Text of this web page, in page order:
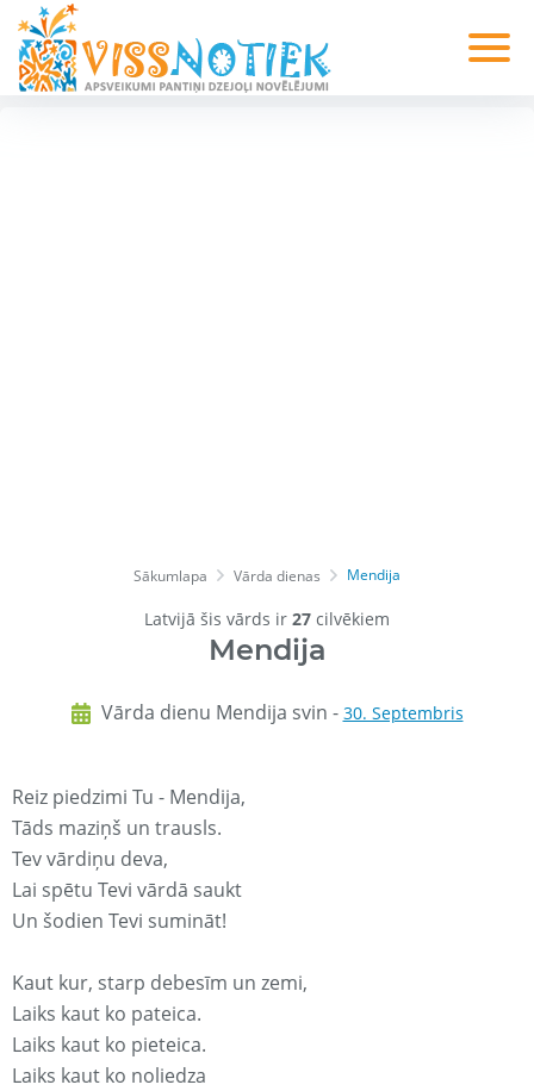
Sākumlapa Vārda dienas Mendija
Latvijā šis vārds ir 27 cilvēkiem
Mendija
Vārda dienu Mendija svin - 30. Septembris
Reiz piedzimi Tu - Mendija,
Tāds maziņš un trausls.
Tev vārdiņu deva,
Lai spētu Tevi vārdā saukt
Un šodien Tevi sumināt!
Kaut kur, starp debesīm un zemi,
Laiks kaut ko pateica.
Laiks kaut ko pieteica.
Laiks kaut ko noliedza